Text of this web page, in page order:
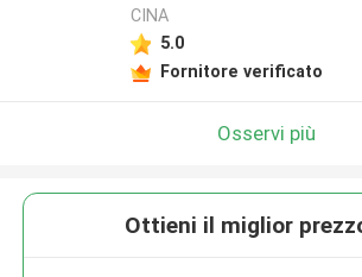
CINA
5.0
Fornitore verificato
Osservi più
Ottieni il miglior